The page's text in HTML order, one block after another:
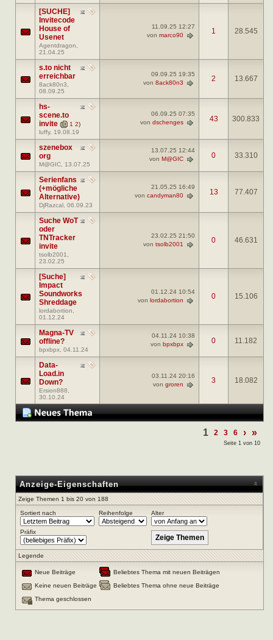
[SUCHE]
Invitecode
House of
Usenet
Agentdragon
21.04.25
11.09.25 12:27
von marco90 1 28.545
s.to nicht
erreichbar
8ack80n3
08.09.25
09.09.25 19:35
von 8ack80n3 2 13.667
hs-
scene.to
invite ( 1 2)
luffy, 19.08.19
06.09.25 07:35
von dschenges 43 300.833
szenebox
org
M@GIC , 13.07.25
13.07.25 12:44
von M@GIC 0 33.310
Serienfans
(+mögliche
Alternative)
DjRazcal , 06.09.23
21.05.25 16:49
von candyman80 13 77.407
Suche WoT
oder
TNTracker
invite
tsolb2001
23.02.25
23.02.25 21:50
von tsolb2001 0 46.631
[Suche]
Impact
Soundworks
Shreddage
lordabortion
01.12.24
01.12.24 10:54
von lordabortion 0 15.106
Magna-TV
offline?
bpxbpx , 04.11.24
04.11.24 10:38
von bpxbpx 0 11.182
Data-
Load.in
Down?
Ersion888
30.10.24
03.11.24 20:16
von groren 3 18.082
1 2 3 6 › »
Seite 1 von 10
Anzeige-Eigenschaften
Zeige Themen 1 bis 20 von 188
Sortiert nach Reihenfolge Alter
Präfix
Legende
Neue Beiträge
Beliebtes Thema mit neuen Beiträgen
Keine neuen Beiträge
Beliebtes Thema ohne neue Beiträge
Thema geschlossen